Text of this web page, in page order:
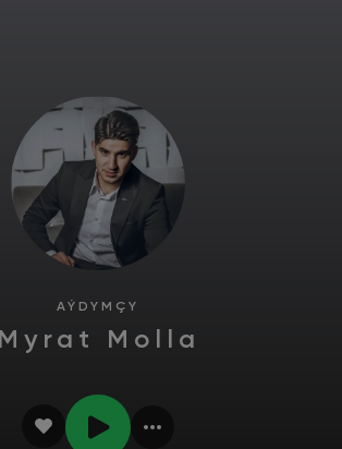
AÝDYMÇY
Myrat Molla